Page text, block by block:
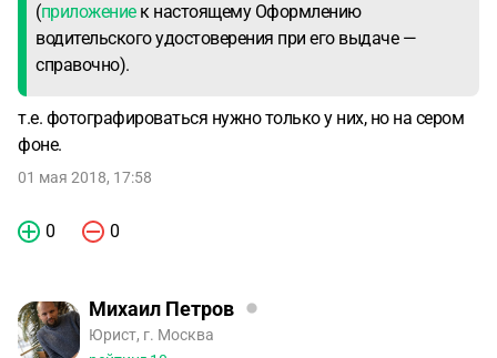
(приложениек настоящему Оформлению
водительского удостоверения при его выдаче —
справочно).
т.е. фотографироваться нужно только у них, но на сером
фоне.
01 мая 2018, 17:58
0 0
Михаил Петров
Юрист, г. Москва